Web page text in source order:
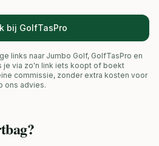
bij GolfTasPro
links naar Jumbo Golf, GolfTasPro en
je via zo'n link iets koopt of boekt
commissie, zonder extra kosten voor
ons advies.
?